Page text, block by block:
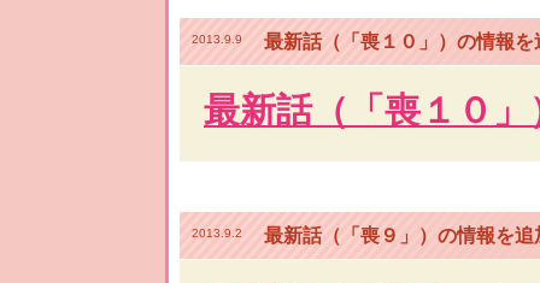
2013.9.9 最新話（「喪１０」）の情報
最新話（「喪１０
2013.9.2 最新話（「喪９」）の情報を追